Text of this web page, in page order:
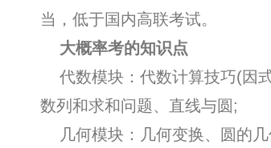
当，低于国内高联考试。
大概率考的知识点
代数模块：代数计算技巧(因
数列和求和问题、直线与圆;
几何模块：几何变换、圆的几